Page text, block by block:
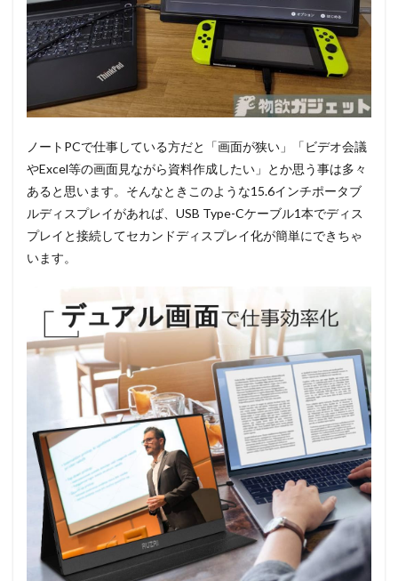
ノートPCで仕事している方だと「画面が狭い」「ビデオ会議
やExcel等の画面見ながら資料作成したい」とか思う事は多々
あると思います。そんなときこのような15.6インチポータブ
ルディスプレイがあれば、USB Type-Cケーブル1本でディス
プレイと接続してセカンドディスプレイ化が簡単にできちゃ
います。